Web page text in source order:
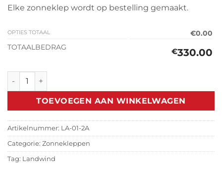
Elke zonneklep wordt op bestelling gemaakt.
OPTIES TOTAAL
€0.00
TOTAALBEDRAG
€330.00
Zonneklep Landwind (2005-2009) aantal
TOEVOEGEN AAN WINKELWAGEN
Artikelnummer: LA-01-2A
Categorie: Zonnekleppen
Tag: Landwind